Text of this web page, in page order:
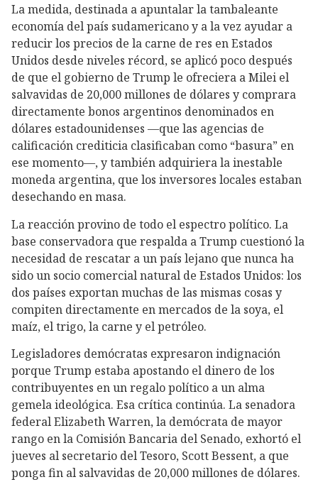
La medida, destinada a apuntalar la tambaleante
economía del país sudamericano y a la vez ayudar a
reducir los precios de la carne de res en Estados
Unidos desde niveles récord, se aplicó poco después
de que el gobierno de Trump le ofreciera a Milei el
salvavidas de 20,000 millones de dólares y comprara
directamente bonos argentinos denominados en
dólares estadounidenses —que las agencias de
calificación crediticia clasificaban como “basura” en
ese momento—, y también adquiriera la inestable
moneda argentina, que los inversores locales estaban
desechando en masa.
La reacción provino de todo el espectro político. La
base conservadora que respalda a Trump cuestionó la
necesidad de rescatar a un país lejano que nunca ha
sido un socio comercial natural de Estados Unidos: los
dos países exportan muchas de las mismas cosas y
compiten directamente en mercados de la soya, el
maíz, el trigo, la carne y el petróleo.
Legisladores demócratas expresaron indignación
porque Trump estaba apostando el dinero de los
contribuyentes en un regalo político a un alma
gemela ideológica. Esa crítica continúa. La senadora
federal Elizabeth Warren, la demócrata de mayor
rango en la Comisión Bancaria del Senado, exhortó el
jueves al secretario del Tesoro, Scott Bessent, a que
ponga fin al salvavidas de 20,000 millones de dólares.